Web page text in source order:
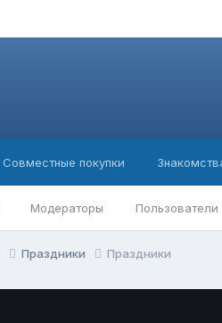
Модераторы Пользователи
Совместные покупки
Праздники Праздники